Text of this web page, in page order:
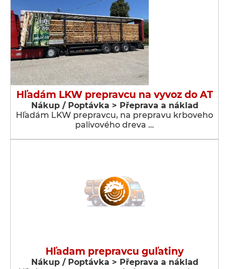
Hľadám LKW prepravcu na vyvoz do AT
Nákup / Poptávka > Přeprava a náklad
Hľadám LKW prepravcu, na prepravu krboveho
palivového dreva …
Hľadam prepravcu guľatiny
Nákup / Poptávka > Přeprava a náklad